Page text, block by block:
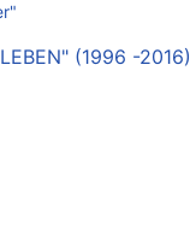
(1996 -2016)